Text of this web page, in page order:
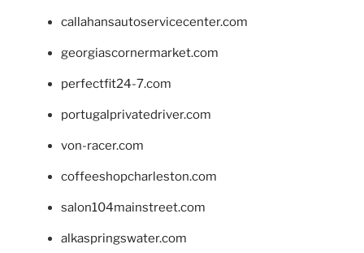
callahansautoservicecenter.com
georgiascornermarket.com
perfectfit24-7.com
portugalprivatedriver.com
von-racer.com
coffeeshopcharleston.com
salon104mainstreet.com
alkaspringswater.com